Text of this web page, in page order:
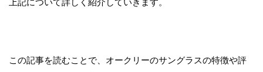
上記について詳しく紹介していきます。
この記事を読むことで、オークリーのサングラスの特徴や評